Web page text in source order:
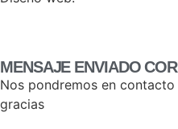
MENSAJE ENVIADO
Nos pondremos en
gracias